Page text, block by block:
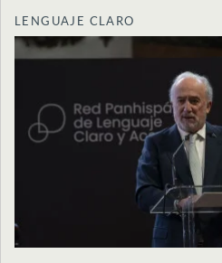
LENGUAJE CLARO